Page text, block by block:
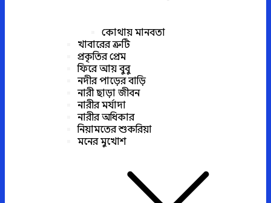
কোথায় মানবতা
খাবারের ত্রুটি
প্রকৃতির প্রেম
ফিরে আয় বুবু
নদীর পাড়ের বাড়ি
নারী ছাড়া জীবন
নারীর মর্যাদা
নারীর অধিকার
নিয়ামতের শুকরিয়া
মনের মুখোশ